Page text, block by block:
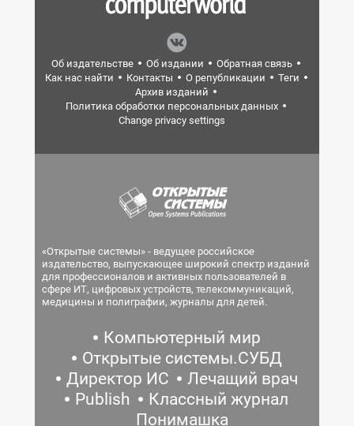
Об издательстве Об издании
Обратная связь
Как нас найти
Контакты О републикации
Теги
Архив изданий
Политика обработки персональных данных
Change privacy settings
«Открытые системы» - ведущее российское
издательство, выпускающее широкий спектр изданий
для профессионалов и активных пользователей в
сфере ИТ, цифровых устройств, телекоммуникаций,
медицины и полиграфии, журналы для детей.
Компьютерный мир
Открытые системы.СУБД
Директор ИС
Лечащий врач
Publish
Классный журнал
Понимашка